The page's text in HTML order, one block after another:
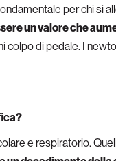
per chi si
un valore che
di pedale. I
e respiratorio.